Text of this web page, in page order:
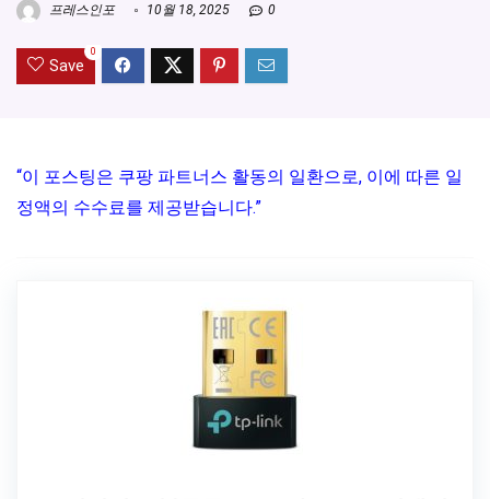
프레스인포 10월 18, 2025 0
Save
0
“이 포스팅은 쿠팡 파트너스 활동의 일환으로, 이에 따른 일
정액의 수수료를 제공받습니다.”